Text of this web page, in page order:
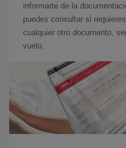
informarte de la
puedes consultar si
cualquier otro documento,
vuelo.